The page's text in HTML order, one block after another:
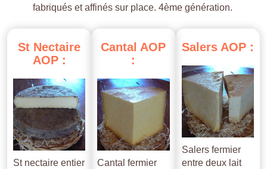
fabriqués et affinés sur place. 4ème génération.
St Nectaire
AOP :
St nectaire entier
Cantal AOP
:
Cantal fermier
Salers AOP :
Salers fermier
entre deux lait